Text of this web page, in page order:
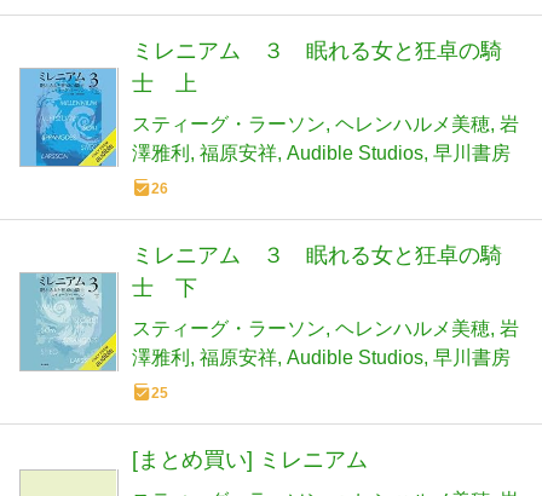
ミレニアム ３ 眠れる女と狂卓の騎
士 上
スティーグ・ラーソン ヘレンハルメ美穂 岩
澤雅利
福原安祥 Audible Studios 早川書房
26
ミレニアム ３ 眠れる女と狂卓の騎
士 下
スティーグ・ラーソン ヘレンハルメ美穂 岩
澤雅利
福原安祥 Audible Studios 早川書房
25
[まとめ買い] ミレニアム